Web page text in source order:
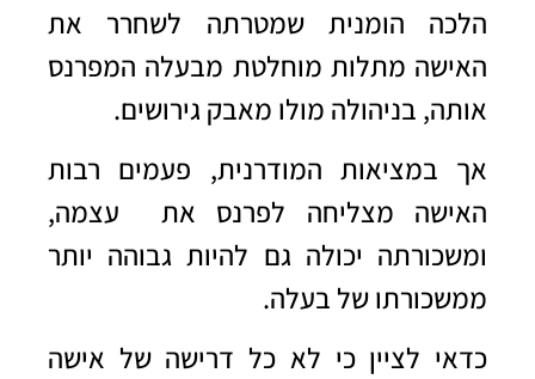
הלכה הומנית שמטרתה לשחרר את
האישה מתלות מוחלטת מבעלה המפרנס
אותה, בניהולה מולו מאבק גירושים.
אך במציאות המודרנית, פעמים רבות
האישה מצליחה לפרנס את עצמה,
ומשכורתה יכולה גם להיות גבוהה יותר
ממשכורתו של בעלה.
כדאי לציין כי לא כל דרישה של אישה